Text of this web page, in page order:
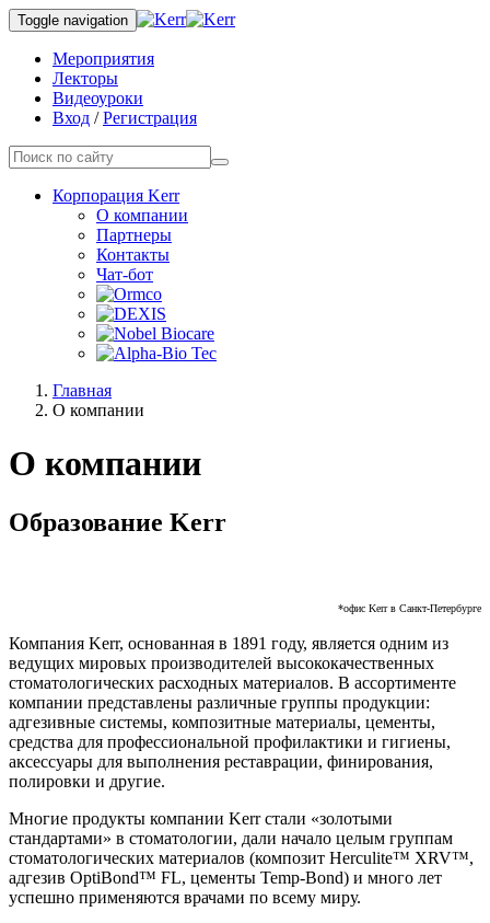
Toggle navigation
Мероприятия
Лекторы
Видеоуроки
Вход /Регистрация
Корпорация Kerr
О компании
Партнеры
Контакты
Чат-бот
Главная
О компании
О компании
Образование Kerr
*офис Kerr в Санкт-Петербурге
Компания Kerr, основанная в 1891 году, является одним из
ведущих мировых производителей высококачественных
стоматологических расходных материалов. В ассортименте
компании представлены различные группы продукции:
адгезивные системы, композитные материалы, цементы,
средства для профессиональной профилактики и гигиены,
аксессуары для выполнения реставрации, финирования,
полировки и другие.
Многие продукты компании Kerr стали «золотыми
стандартами» в стоматологии, дали начало целым группам
стоматологических материалов (композит Herculite™ XRV™,
адгезив OptiBond™ FL, цементы Temp-Bond) и много лет
успешно применяются врачами по всему миру.